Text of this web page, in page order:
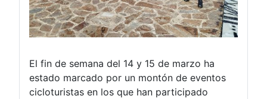
El fin de semana del 14 y 15 de marzo ha
estado marcado por un montón de eventos
cicloturistas en los que han participado